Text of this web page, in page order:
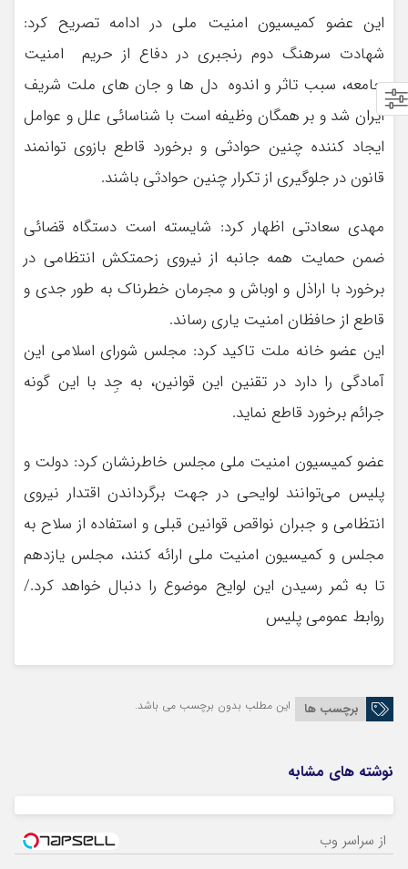
این عضو کمیسیون امنیت ملی در ادامه تصریح کرد:
شهادت سرهنگ دوم رنجبری در دفاع از حریم امنیت
جامعه، سبب تاثر و اندوه دل ها و جان های ملت شریف
ایران شد و بر همگان وظیفه است با شناسائی علل و عوامل
ایجاد کننده چنین حوادثی و برخورد قاطع بازوی توانمند
قانون در جلوگیری از تکرار چنین حوادثی باشند.
مهدی سعادتی اظهار کرد: شایسته است دستگاه قضائی
ضمن حمایت همه جانبه از نیروی زحمتکش انتظامی در
برخورد با اراذل و اوباش و مجرمان خطرناک به طور جدی و
قاطع از حافظان امنیت یاری رساند.
این عضو خانه ملت تاکید کرد: مجلس شورای اسلامی این
آمادگی را دارد در تقنین این قوانین، به جِد با این گونه
جرائم برخورد قاطع نماید.
عضو کمیسیون امنیت ملی مجلس خاطرنشان کرد: دولت و
پلیس می‌توانند لوایحی در جهت برگرداندن اقتدار نیروی
انتظامی و جبران نواقص قوانین قبلی و استفاده از سلاح به
مجلس و کمیسیون امنیت ملی ارائه کنند، مجلس یازدهم
تا به ثمر رسیدن این لوایح موضوع را دنبال خواهد کرد./
روابط عمومی پلیس
برچسب ها این مطلب بدون برچسب می باشد.
نوشته های مشابه
از سراسر وب